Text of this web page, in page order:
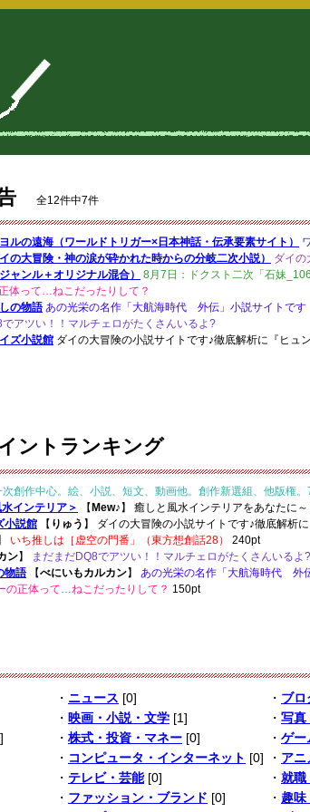
全12件中7件
ルの遠海（ワールドトリガー×日本神話・伝承要素サイト）
の大冒険・神の涙が砕かれた時からの分岐二次小説）
ダイの
ンル＋オリジナル混合）
8月7日：ドクスト二次「石妹
体って…ねこだったりして？
の物語 あの光栄の名作「大航海時代 外伝」小説サイトです
でアツい！！マルチェロがたくさんいるよ?
ズ小説館 ダイの大冒険の小説サイトです♪徹底解析に『ヒュ
ントランキング
次創作中心。絵、小説、短文、動画他。創作新選組、他版権
インテリア＞ 【 Mew♪ 】 癒しと風水インテリアをあなたに～
小説館 【 りゅう 】 ダイの大冒険の小説サイトです♪徹底解析
いち推しは［虚空の門番」（東方想創話28）
240pt
ン】 まだまだDQ8でアツい！！マルチェロがたくさんいるよ?
物語【べにいもカルカン】 あの光栄の名作「大航海時代 外
の正体って…ねこだったりして？ 150pt
・ ニュース [0] ・ ブロ
・ 映画・小説・文学 [1] ・ 写真
・ 株式・投資・マネー [0] ・ ゲー
・ コンピュータ・インターネット [0] ・ アニ
・ テレビ・芸能[0] ・ 就職
・ ファッション・ブランド [0] ・ 趣味